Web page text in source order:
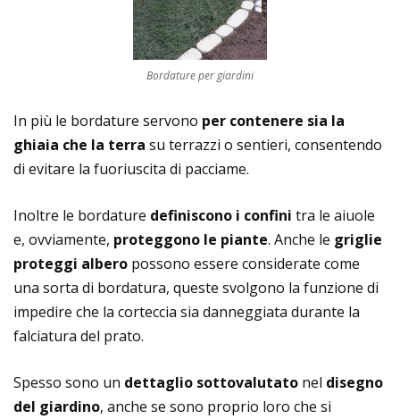
Bordature per giardini
In più le bordature servono per contenere sia la
ghiaia che la terra su terrazzi o sentieri, consentendo
di evitare la fuoriuscita di pacciame.
Inoltre le bordature definiscono i confini tra le aiuole
e, ovviamente, proteggono le piante. Anche le griglie
proteggi albero possono essere considerate come
una sorta di bordatura, queste svolgono la funzione di
impedire che la corteccia sia danneggiata durante la
falciatura del prato.
Spesso sono un dettaglio sottovalutato nel disegno
del giardino, anche se sono proprio loro che si